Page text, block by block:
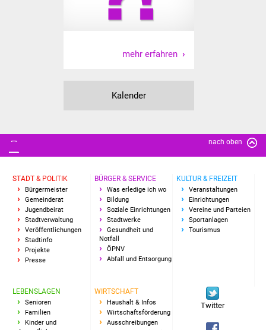
Schülerferienprogramm
Migration und Integration
Wohnen
Wohnimmobilien +
Baugrundstücke
Wirtschaft
Haushalt & Infos
Wirtschaftsförderung
Gewerbeimmobilien
mehr erfahren
Kalender
nach oben
STADT & POLITIK
Bürgermeister
Gemeinderat
Jugendbeirat
Stadtverwaltung
Veröffentlichungen
Stadtinfo
Projekte
Presse
BÜRGER & SERVICE
Was erledige ich wo
Bildung
Soziale Einrichtungen
Stadtwerke
Gesundheit und
Notfall
ÖPNV
Abfall und Entsorgung
KULTUR & FREIZEIT
Veranstaltungen
Einrichtungen
Vereine und Parteien
Sportanlagen
Tourismus
LEBENSLAGEN
Senioren
Familien
Kinder und
WIRTSCHAFT
Haushalt & Infos
Wirtschaftsförderung
Ausschreibungen
Twitter